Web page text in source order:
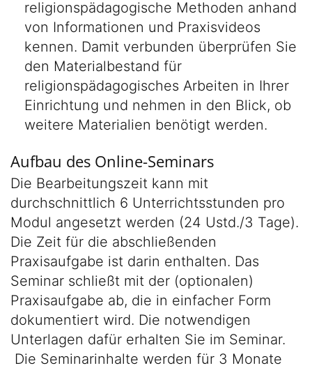
religionspädagogische Methoden anhand
von Informationen und Praxisvideos
kennen. Damit verbunden überprüfen Sie
den Materialbestand für
religionspädagogisches Arbeiten in Ihrer
Einrichtung und nehmen in den Blick, ob
weitere Materialien benötigt werden.
Aufbau des Online-Seminars
Die Bearbeitungszeit kann mit
durchschnittlich 6 Unterrichtsstunden pro
Modul angesetzt werden (24 Ustd./3 Tage).
Die Zeit für die abschließenden
Praxisaufgabe ist darin enthalten. Das
Seminar schließt mit der (optionalen)
Praxisaufgabe ab, die in einfacher Form
dokumentiert wird. Die notwendigen
Unterlagen dafür erhalten Sie im Seminar.
Die Seminarinhalte werden für 3 Monate